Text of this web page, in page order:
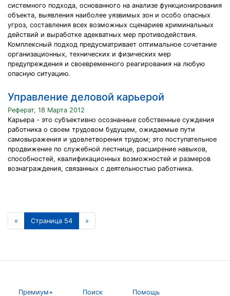
системного подхода, основанного на анализе функционирования
объекта, выявления наиболее уязвимых зон и особо опасных
угроз, составления всех возможных сценариев криминальных
действий и выработке адекватных мер противодействия.
Комплексный подход предусматривает оптимальное сочетание
организационных, технических и физических мер
предупреждения и своевременного реагирования на любую
опасную ситуацию.
Управление деловой карьерой
Реферат, 18 Марта 2012
Карьера - это субъективно осознанные собственные суждения
работника о своем трудовом будущем, ожидаемые пути
самовыражения и удовлетворения трудом; это поступательное
продвижение по служебной лестнице, расширение навыков,
способностей, квалификационных возможностей и размеров
вознаграждения, связанных с деятельностью работника.
« Страница 54 »
Премиум+ Поиск Помощь